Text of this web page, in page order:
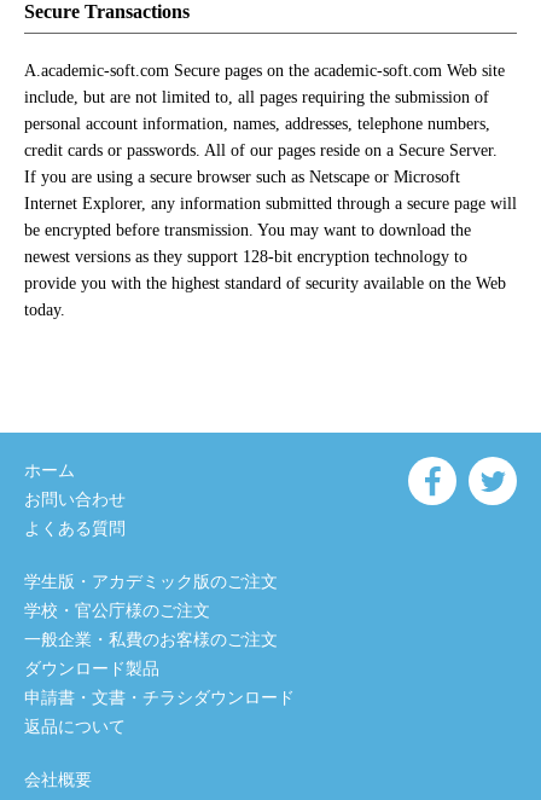
Secure Transactions
A.academic-soft.com Secure pages on the academic-soft.com Web site
include, but are not limited to, all pages requiring the submission of
personal account information, names, addresses, telephone numbers,
credit cards or passwords. All of our pages reside on a Secure Server.
If you are using a secure browser such as Netscape or Microsoft
Internet Explorer, any information submitted through a secure page will
be encrypted before transmission. You may want to download the
newest versions as they support 128-bit encryption technology to
provide you with the highest standard of security available on the Web
today.
ホーム
お問い合わせ
よくある質問
学生版・アカデミック版のご注文
学校・官公庁様のご注文
一般企業・私費のお客様のご注文
ダウンロード製品
申請書・文書・チラシダウンロード
返品について
会社概要